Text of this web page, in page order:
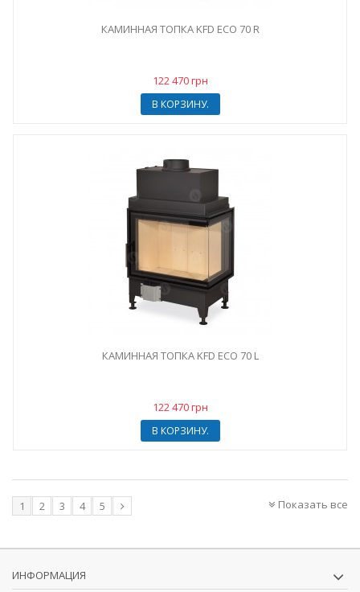
КАМИННАЯ ТОПКА KFD ECO 70 R
122 470 грн
В КОРЗИНУ.
КАМИННАЯ ТОПКА KFD ECO 70 L
122 470 грн
В КОРЗИНУ.
Показать все
1 2 3 4 5
ИНФОРМАЦИЯ